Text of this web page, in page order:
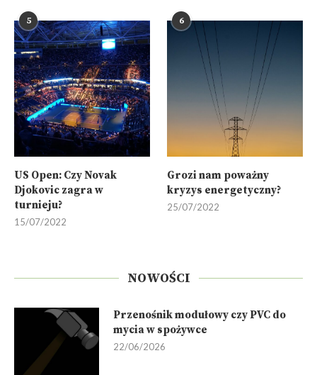
5
US Open: Czy Novak
Djokovic zagra w
turnieju?
15/07/2022
6
Grozi nam poważny
kryzys energetyczny?
25/07/2022
NOWOŚCI
Przenośnik modułowy czy PVC do
mycia w spożywce
22/06/2026